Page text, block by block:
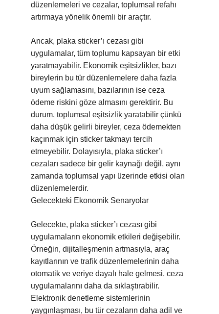
düzenlemeleri ve cezalar, toplumsal refahı
artırmaya yönelik önemli bir araçtır.
Ancak, plaka sticker’ı cezası gibi
uygulamalar, tüm toplumu kapsayan bir etki
yaratmayabilir. Ekonomik eşitsizlikler, bazı
bireylerin bu tür düzenlemelere daha fazla
uyum sağlamasını, bazılarının ise ceza
ödeme riskini göze almasını gerektirir. Bu
durum, toplumsal eşitsizlik yaratabilir çünkü
daha düşük gelirli bireyler, ceza ödemekten
kaçınmak için sticker takmayı tercih
etmeyebilir. Dolayısıyla, plaka sticker’ı
cezaları sadece bir gelir kaynağı değil, aynı
zamanda toplumsal yapı üzerinde etkisi olan
düzenlemelerdir.
Gelecekteki Ekonomik Senaryolar
Gelecekte, plaka sticker’ı cezası gibi
uygulamaların ekonomik etkileri değişebilir.
Örneğin, dijitalleşmenin artmasıyla, araç
kayıtlarının ve trafik düzenlemelerinin daha
otomatik ve veriye dayalı hale gelmesi, ceza
uygulamalarını daha da sıklaştırabilir.
Elektronik denetleme sistemlerinin
yaygınlaşması, bu tür cezaların daha adil ve